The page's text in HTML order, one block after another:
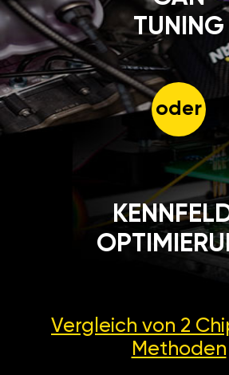
TUNING
oder
Vergleich von 2
Methoden